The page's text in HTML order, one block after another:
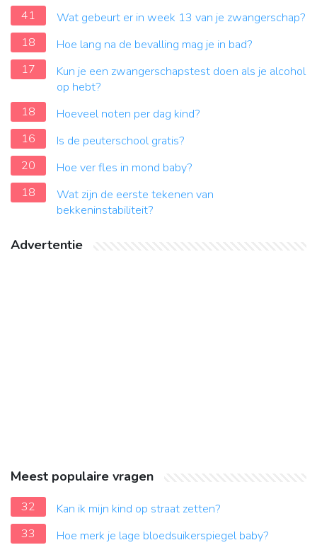
41
Wat gebeurt er in week 13 van je zwangerschap?
18
Hoe lang na de bevalling mag je in bad?
17
Kun je een zwangerschapstest doen als je alcohol
op hebt?
18
Hoeveel noten per dag kind?
16
Is de peuterschool gratis?
20
Hoe ver fles in mond baby?
18
Wat zijn de eerste tekenen van
bekkeninstabiliteit?
Advertentie
Meest populaire vragen
32
Kan ik mijn kind op straat zetten?
33
Hoe merk je lage bloedsuikerspiegel baby?